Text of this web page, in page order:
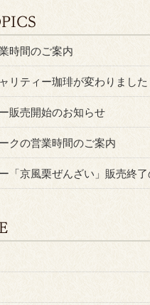
時間のご案内
リティー珈琲が変わりました
販売開始のお知らせ
クの営業時間のご案内
「京風栗ぜんざい」販売終